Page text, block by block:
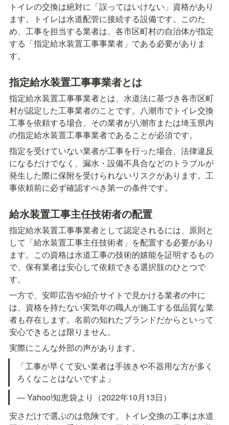
トイレの交換は絕対に「誤ってはいけない」資格があり
ます。トイレは水道配管に接続する設備です。このた
め、工事を担当する業者は、各市区町村の自治体が指定
する「指定給水装置工事事業者」である必要がありま
す。
指定給水装置工事事業者とは
指定給水装置工事事業者とは、水道法に基づき各市区町
村が認定した工事業者のことです。八潮市でトイレ交換
工事を依頼する場合、その業者が八潮市または埼玉県内
の指定給水装置工事事業者であることが必須です。
指定を受けていない業者が工事を行った場合、法律違反
になるだけでなく、漏水・設備不具合などのトラブルが
発生した際に保附を受けられないリスクがあります。工
事依頼前に必ず確認すべき第一の条件です。
給水装置工事主任技術者の配置
指定給水装置工事事業者として認定されるには、原則と
して「給水装置工事主任技術者」を配置する必要があり
ます。この資格は水道工事の技術的嬉能を証明するもの
で、保有業者は安心して依頼できる選択肢のひとつで
す。
一方で、安即広告や紹介サイトで見かける業者の中に
は、資格を持たない実気年の職人が施工する低品質な業
者も存在します。名前の知れたブランドだからといって
安心できるとは限りません。
実際にこんな外部の声があります。
「工事が早くて安い業者は手抜きや不器用な方が多く
ろくなことはないですよ」
— Yahoo!知恵袋より（2022年10月13日）
安さだけで選ぶのは危険です。トイレ交換の工事は水道